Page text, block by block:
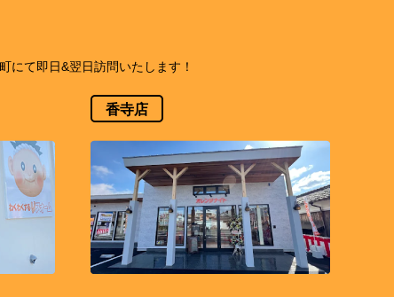
にて即日&翌日訪問いたします！
香寺店